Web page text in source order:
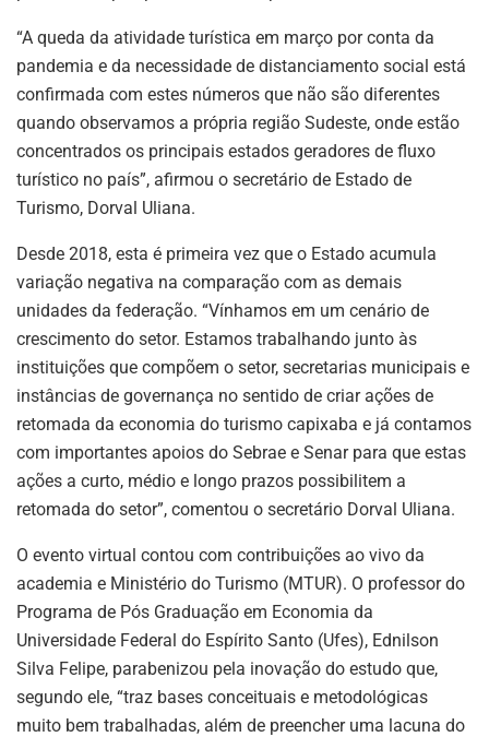
“A queda da atividade turística em março por conta da
pandemia e da necessidade de distanciamento social está
confirmada com estes números que não são diferentes
quando observamos a própria região Sudeste, onde estão
concentrados os principais estados geradores de fluxo
turístico no país”, afirmou o secretário de Estado de
Turismo, Dorval Uliana.
Desde 2018, esta é primeira vez que o Estado acumula
variação negativa na comparação com as demais
unidades da federação. “Vínhamos em um cenário de
crescimento do setor. Estamos trabalhando junto às
instituições que compõem o setor, secretarias municipais e
instâncias de governança no sentido de criar ações de
retomada da economia do turismo capixaba e já contamos
com importantes apoios do Sebrae e Senar para que estas
ações a curto, médio e longo prazos possibilitem a
retomada do setor”, comentou o secretário Dorval Uliana.
O evento virtual contou com contribuições ao vivo da
academia e Ministério do Turismo (MTUR). O professor do
Programa de Pós Graduação em Economia da
Universidade Federal do Espírito Santo (Ufes), Ednilson
Silva Felipe, parabenizou pela inovação do estudo que,
segundo ele, “traz bases conceituais e metodológicas
muito bem trabalhadas, além de preencher uma lacuna do